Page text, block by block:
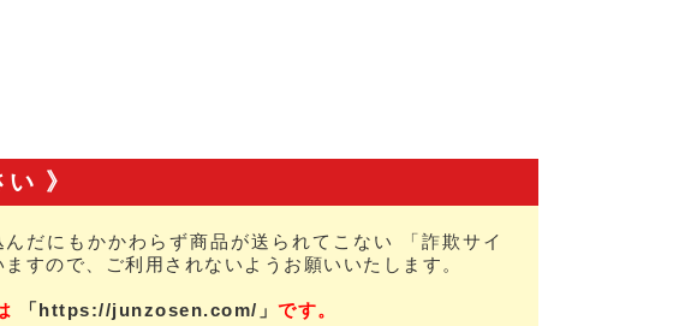
》
だにもかかわらず商品が送られてこない 「詐欺サイ
すので、ご利用されないようお願いいたします。
「https://junzosen.com/」 です。